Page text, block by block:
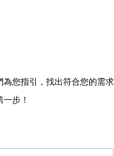
獨家優惠
感
您指引，找出符合您的需求
步！